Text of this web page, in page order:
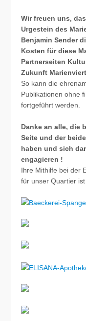
Wir freuen uns,
Urgestein des
Benjamin Sender
Kosten für diese
Partnerseiten
Zukunft
So kann die
Publikationen ohne
fortgeführt werden.
Danke an alle, die
Seite und der
haben und sich
engagieren !
Ihre Mithilfe bei der
für unser Quartier